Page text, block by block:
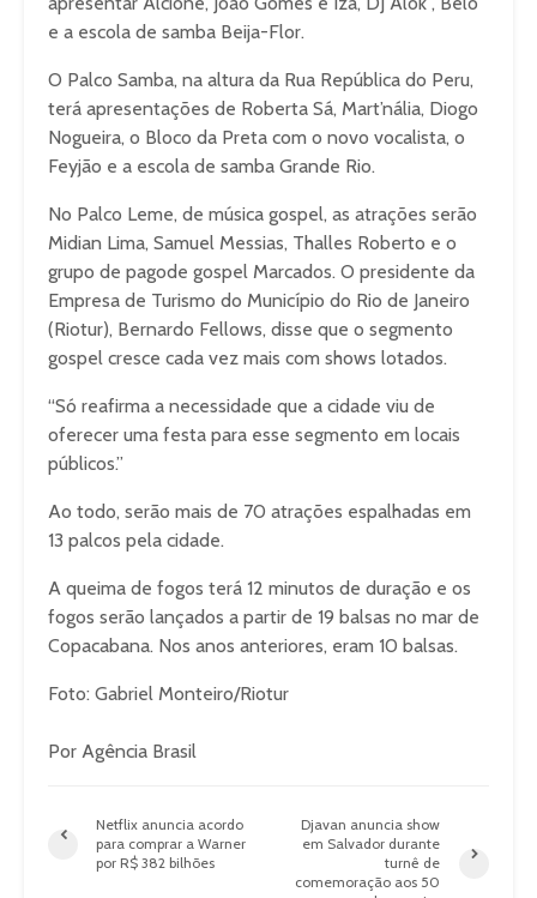
e a escola de samba Beija-Flor.
O Palco Samba, na altura da Rua República do Peru,
terá apresentações de Roberta Sá, Mart’nália, Diogo
Nogueira, o Bloco da Preta com o novo vocalista, o
Feyjão e a escola de samba Grande Rio.
No Palco Leme, de música gospel, as atrações serão
Midian Lima, Samuel Messias, Thalles Roberto e o
grupo de pagode gospel Marcados. O presidente da
Empresa de Turismo do Município do Rio de Janeiro
(Riotur), Bernardo Fellows, disse que o segmento
gospel cresce cada vez mais com shows lotados.
“Só reafirma a necessidade que a cidade viu de
oferecer uma festa para esse segmento em locais
públicos.”
Ao todo, serão mais de 70 atrações espalhadas em
13 palcos pela cidade.
A queima de fogos terá 12 minutos de duração e os
fogos serão lançados a partir de 19 balsas no mar de
Copacabana. Nos anos anteriores, eram 10 balsas.
Foto: Gabriel Monteiro/Riotur
Por Agência Brasil
Netflix anuncia acordo
para comprar a Warner
por R$ 382 bilhões
Djavan anuncia show
em Salvador durante
turnê de
comemoração aos 50